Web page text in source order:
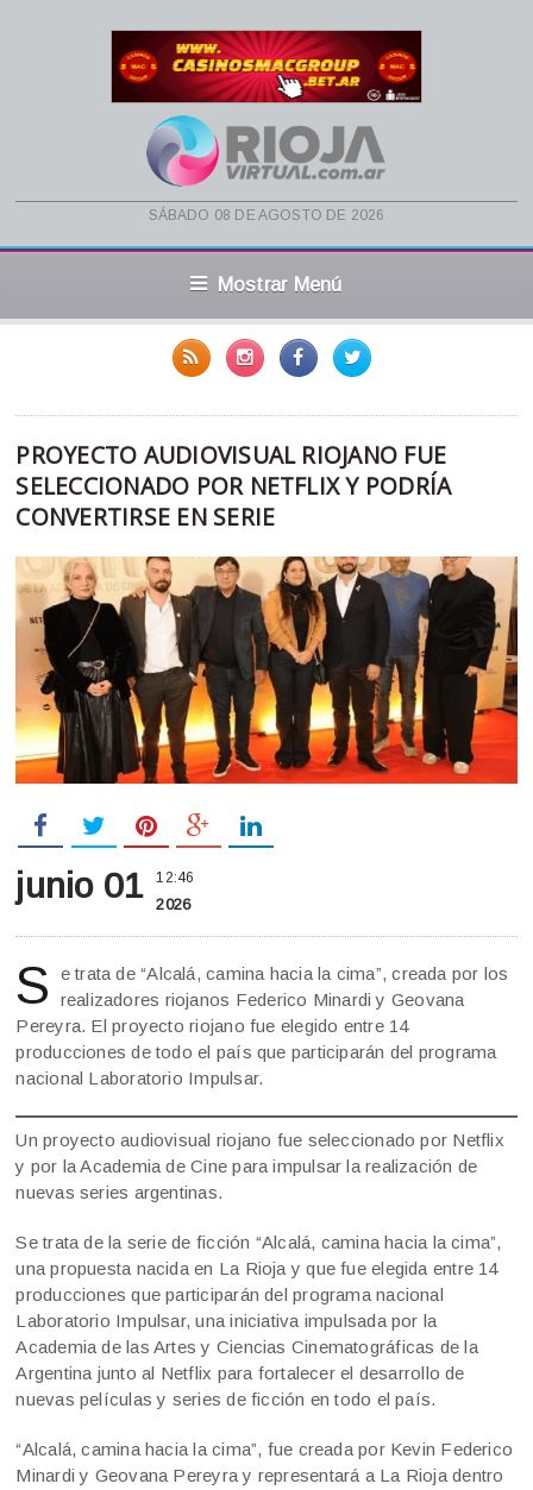
sábado 08 de agosto de 2026
Mostrar Menú
PROYECTO AUDIOVISUAL RIOJANO FUE
SELECCIONADO POR NETFLIX Y PODRÍA
CONVERTIRSE EN SERIE
junio 01 12:46
2026
S
e trata de “Alcalá, camina hacia la cima”, creada por los
realizadores riojanos Federico Minardi y Geovana
Pereyra. El proyecto riojano fue elegido entre 14
producciones de todo el país que participarán del programa
nacional Laboratorio Impulsar.
Un proyecto audiovisual riojano fue seleccionado por Netflix
y por la Academia de Cine para impulsar la realización de
nuevas series argentinas.
Se trata de la serie de ficción “Alcalá, camina hacia la cima”,
una propuesta nacida en La Rioja y que fue elegida entre 14
producciones que participarán del programa nacional
Laboratorio Impulsar, una iniciativa impulsada por la
Academia de las Artes y Ciencias Cinematográficas de la
Argentina junto al Netflix para fortalecer el desarrollo de
nuevas películas y series de ficción en todo el país.
“Alcalá, camina hacia la cima”, fue creada por Kevin Federico
Minardi y Geovana Pereyra y representará a La Rioja dentro